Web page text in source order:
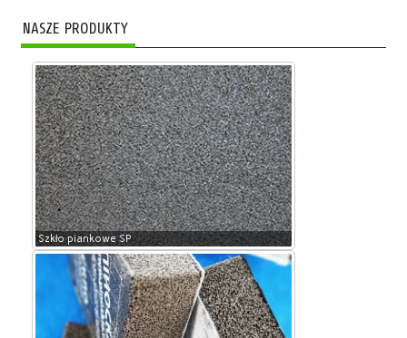
NASZE PRODUKTY
Szkło piankowe SP